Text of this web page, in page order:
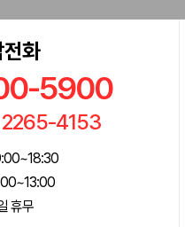
전화
5900
4153
휴무